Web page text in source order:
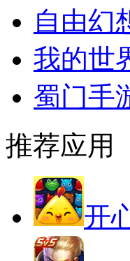
自由幻
我的世
蜀门手
推荐应用
开